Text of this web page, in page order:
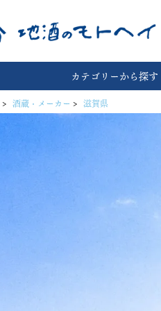
カテゴリーから探す
> 酒蔵・メーカー > 滋賀県